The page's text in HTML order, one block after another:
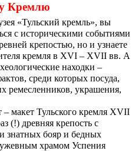
Кремлю
«Тульский кремль», вы
с историческими событиями
крепостью, но и узнаете
кремля в XVI – XVII вв. А
находки –
среди которых посуда,
ремесленников, украшения,
макет Тульского кремля XVII
(!) древняя крепость с
бояр и бедных
храмом Успения